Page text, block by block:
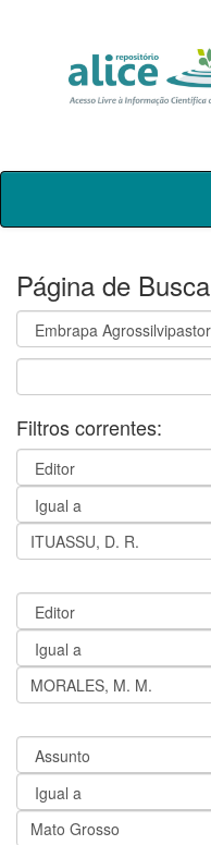
Skip
Página de Busca
Filtros correntes: